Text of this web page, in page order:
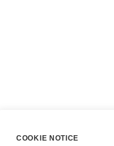
COOKIE NOTICE